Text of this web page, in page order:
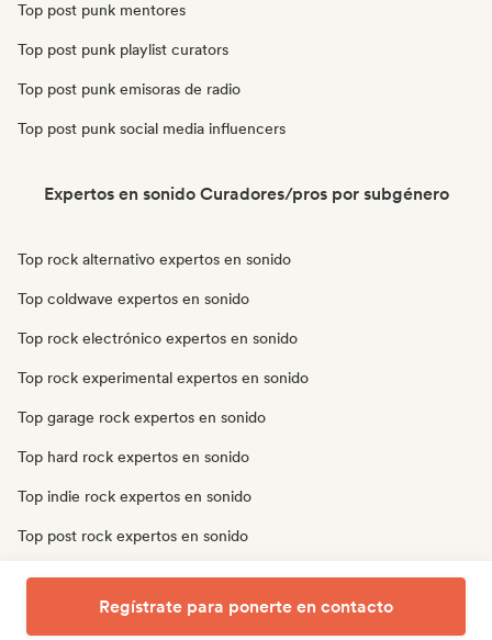
Top post punk mentores
Top post punk playlist curators
Top post punk emisoras de radio
Top post punk social media influencers
Expertos en sonido Curadores/pros por subgénero
Top rock alternativo expertos en sonido
Top coldwave expertos en sonido
Top rock electrónico expertos en sonido
Top rock experimental expertos en sonido
Top garage rock expertos en sonido
Top hard rock expertos en sonido
Top indie rock expertos en sonido
Top post rock expertos en sonido
Top rock progresivo expertos en sonido
Top punk rock expertos en sonido
Regístrate para ponerte en contacto